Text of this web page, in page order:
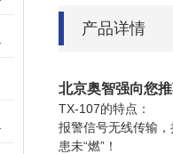
产品详情
北京奥智强向您
TX-107的特点：
报警信号无线传输
患未“燃”！